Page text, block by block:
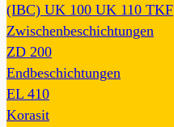
(IBC) UK 100 UK 110 TKF
Zwischenbeschichtungen
ZD 200
Endbeschichtungen
EL 410
Korasit